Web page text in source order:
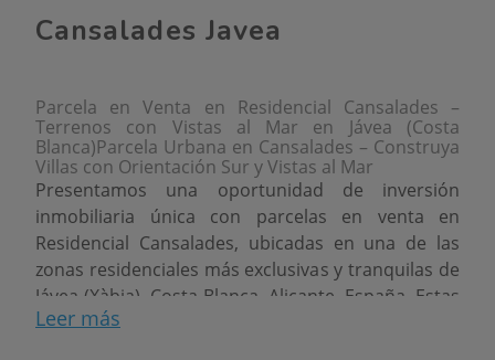
Cansalades Javea
Parcela en Venta en Residencial Cansalades –
Terrenos con Vistas al Mar en Jávea (Costa
Blanca)Parcela Urbana en Cansalades – Construya
Villas con Orientación Sur y Vistas al Mar
Presentamos una oportunidad de inversión
inmobiliaria única con parcelas en venta en
Residencial Cansalades, ubicadas en una de las
zonas residenciales más exclusivas y tranquilas de
Jávea (Xàbia), Costa Blanca, Alicante, España. Estas
parcelas están diseñadas para la construcción de
Leer más